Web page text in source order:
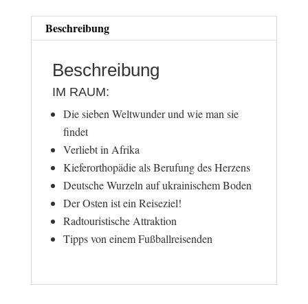
Beschreibung
Beschreibung
IM RAUM:
Die sieben Weltwunder und wie man sie
findet
Verliebt in Afrika
Kieferorthopädie als Berufung des Herzens
Deutsche Wurzeln auf ukrainischem Boden
Der Osten ist ein Reiseziel!
Radtouristische Attraktion
Tipps von einem Fußballreisenden